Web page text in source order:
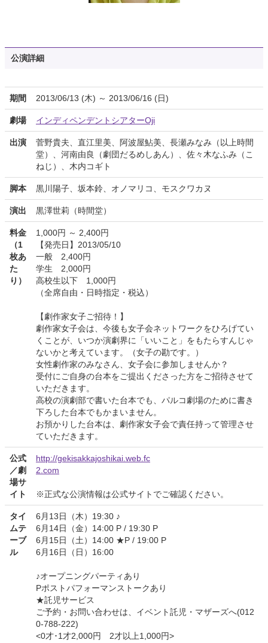
公演詳細
期間 2013/06/13 (木) ～ 2013/06/16 (日)
劇場 インディペンデントシアターOji
出演
菅野貴夫、直江里美、阿波屋鮎美、長瀬みなみ（以上時間
堂）、河南由良（劇団だるめしあん）、佐々木なふみ（こ
ねじ）、木内コギト
脚本 黒川陽子、坂本鈴、オノマリコ、モスクワカヌ
演出 黒澤世莉（時間堂）
料金
（1
枚あ
た
り）
1,000円 ～ 2,400円
【発売日】2013/05/10
一般 2,400円
学生 2,000円
高校生以下 1,000円
（全席自由・日時指定・税込）
【劇作家女子ご招待！】
劇作家女子会は、今後も女子会ネットワークをひろげてい
くことが、いつか演劇界に「いいこと」をもたらすんじゃ
ないかと考えています。（女子の勘です。）
女性劇作家のみなさん、女子会に参加しませんか？
受付にご自身の台本をご提出くださった方をご招待させて
いただきます。
高校の演劇部で書いた台本でも、パルコ劇場のために書き
下ろした台本でもかまいません。
お預かりした台本は、劇作家女子会で責任持って管理させ
ていただきます。
公式
／劇
場サ
イト
http://gekisakkajoshikai.web.fc
2.com
※正式な公演情報は公式サイトでご確認ください。
タイ
ムテ
ーブ
ル
6月13日（木）19:30 ♪
6月14日（金）14:00 P / 19:30 P
6月15日（土）14:00 ★P / 19:00 P
6月16日（日）16:00
♪オープニングパーティあり
Pポストパフォーマンストークあり
★託児サービス
ご予約・お問い合わせは、イベント託児・マザーズへ(012
0-788-222)
<0才･1才2,000円 2才以上1,000円>